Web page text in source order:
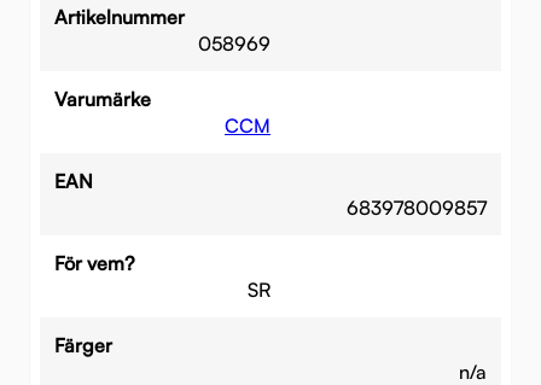
Artikelnummer
058969
Varumärke
CCM
EAN
683978009857
För vem?
SR
Färger
n/a